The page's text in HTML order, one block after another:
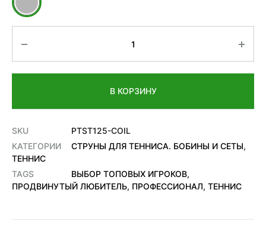
В КОРЗИНУ
SKU
PTST125-COIL
КАТЕГОРИИ
СТРУНЫ ДЛЯ ТЕННИСА. БОБИНЫ И СЕТЫ,
ТЕННИС
TAGS
ВЫБОР ТОПОВЫХ ИГРОКОВ,
ПРОДВИНУТЫЙ ЛЮБИТЕЛЬ, ПРОФЕССИОНАЛ, ТЕННИС